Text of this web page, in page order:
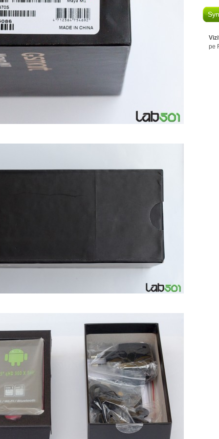
pe